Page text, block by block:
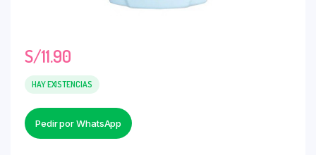
S/11.90
HAY EXISTENCIAS
Pedir por WhatsApp